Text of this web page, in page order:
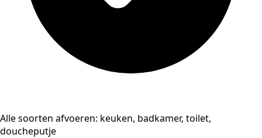
Alle soorten afvoeren: keuken, badkamer, toilet,
doucheputje